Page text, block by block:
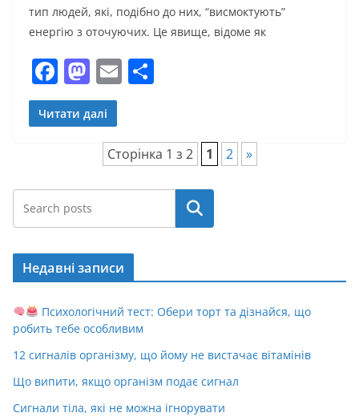
тип людей, які, подібно до них, “висмоктують”
енергію з оточуючих. Це явище, відоме як
F
a
c
o
o
k
M
a
st
o
d
o
n
E
m
l л
и
т
и
я
Читати далі
Сторінка 1 з 2 1 2 »
Пошук
Недавні записи
Психологічний тест: Обери торт та дізнайся, що
робить тебе особливим
12 сигналів організму, що йому не вистачає вітамінів
Що випити, якщо організм подає сигнал
Сигнали тіла, які не можна ігнорувати